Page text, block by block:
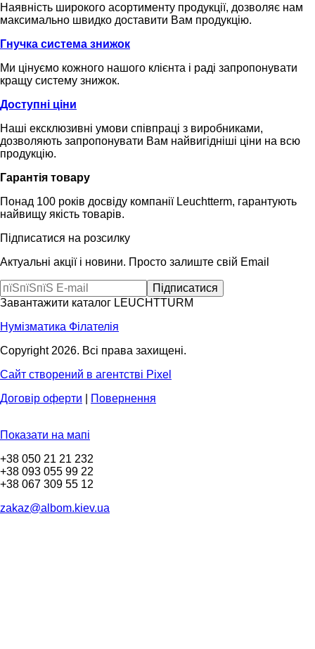
Наявність широкого асортименту продукції, дозволяє нам
максимально швидко доставити Вам продукцію.
Гнучка система знижок
Ми цінуємо кожного нашого клієнта і раді запропонувати
кращу систему знижок.
Доступні ціни
Наші ексклюзивні умови співпраці з виробниками,
дозволяють запропонувати Вам найвигідніші ціни на всю
продукцію.
Гарантія товару
Понад 100 років досвіду компанії Leuchtterm, гарантують
найвищу якість товарів.
Підписатися на розсилку
Актуальні акції і новини. Просто залиште свій Email
Завантажити каталог LEUCHTTURM
Нумізматика Філателія
Copyright 2026. Всі права захищені.
Сайт створений в агентстві Pixel
Договір оферти
Повернення
Показати на мапі
+38 050 21 21 232
+38 093 055 99 22
+38 067 309 55 12
zakaz@albom.kiev.ua